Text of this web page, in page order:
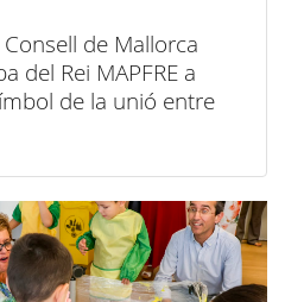
de Mallorca
del Rei MAPFRE a
de la unió entre